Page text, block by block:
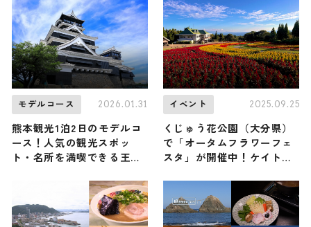
モデルコース 2026.01.31
熊本観光1泊2日のモデルコ
ース！人気の観光スポッ
ト・名所を満喫できる王道
イベント 2025.09.25
くじゅう花公園（大分県）
で「オータムフラワーフェ
スタ」が開催中！ケイト
の花々が園内を埋め尽くす